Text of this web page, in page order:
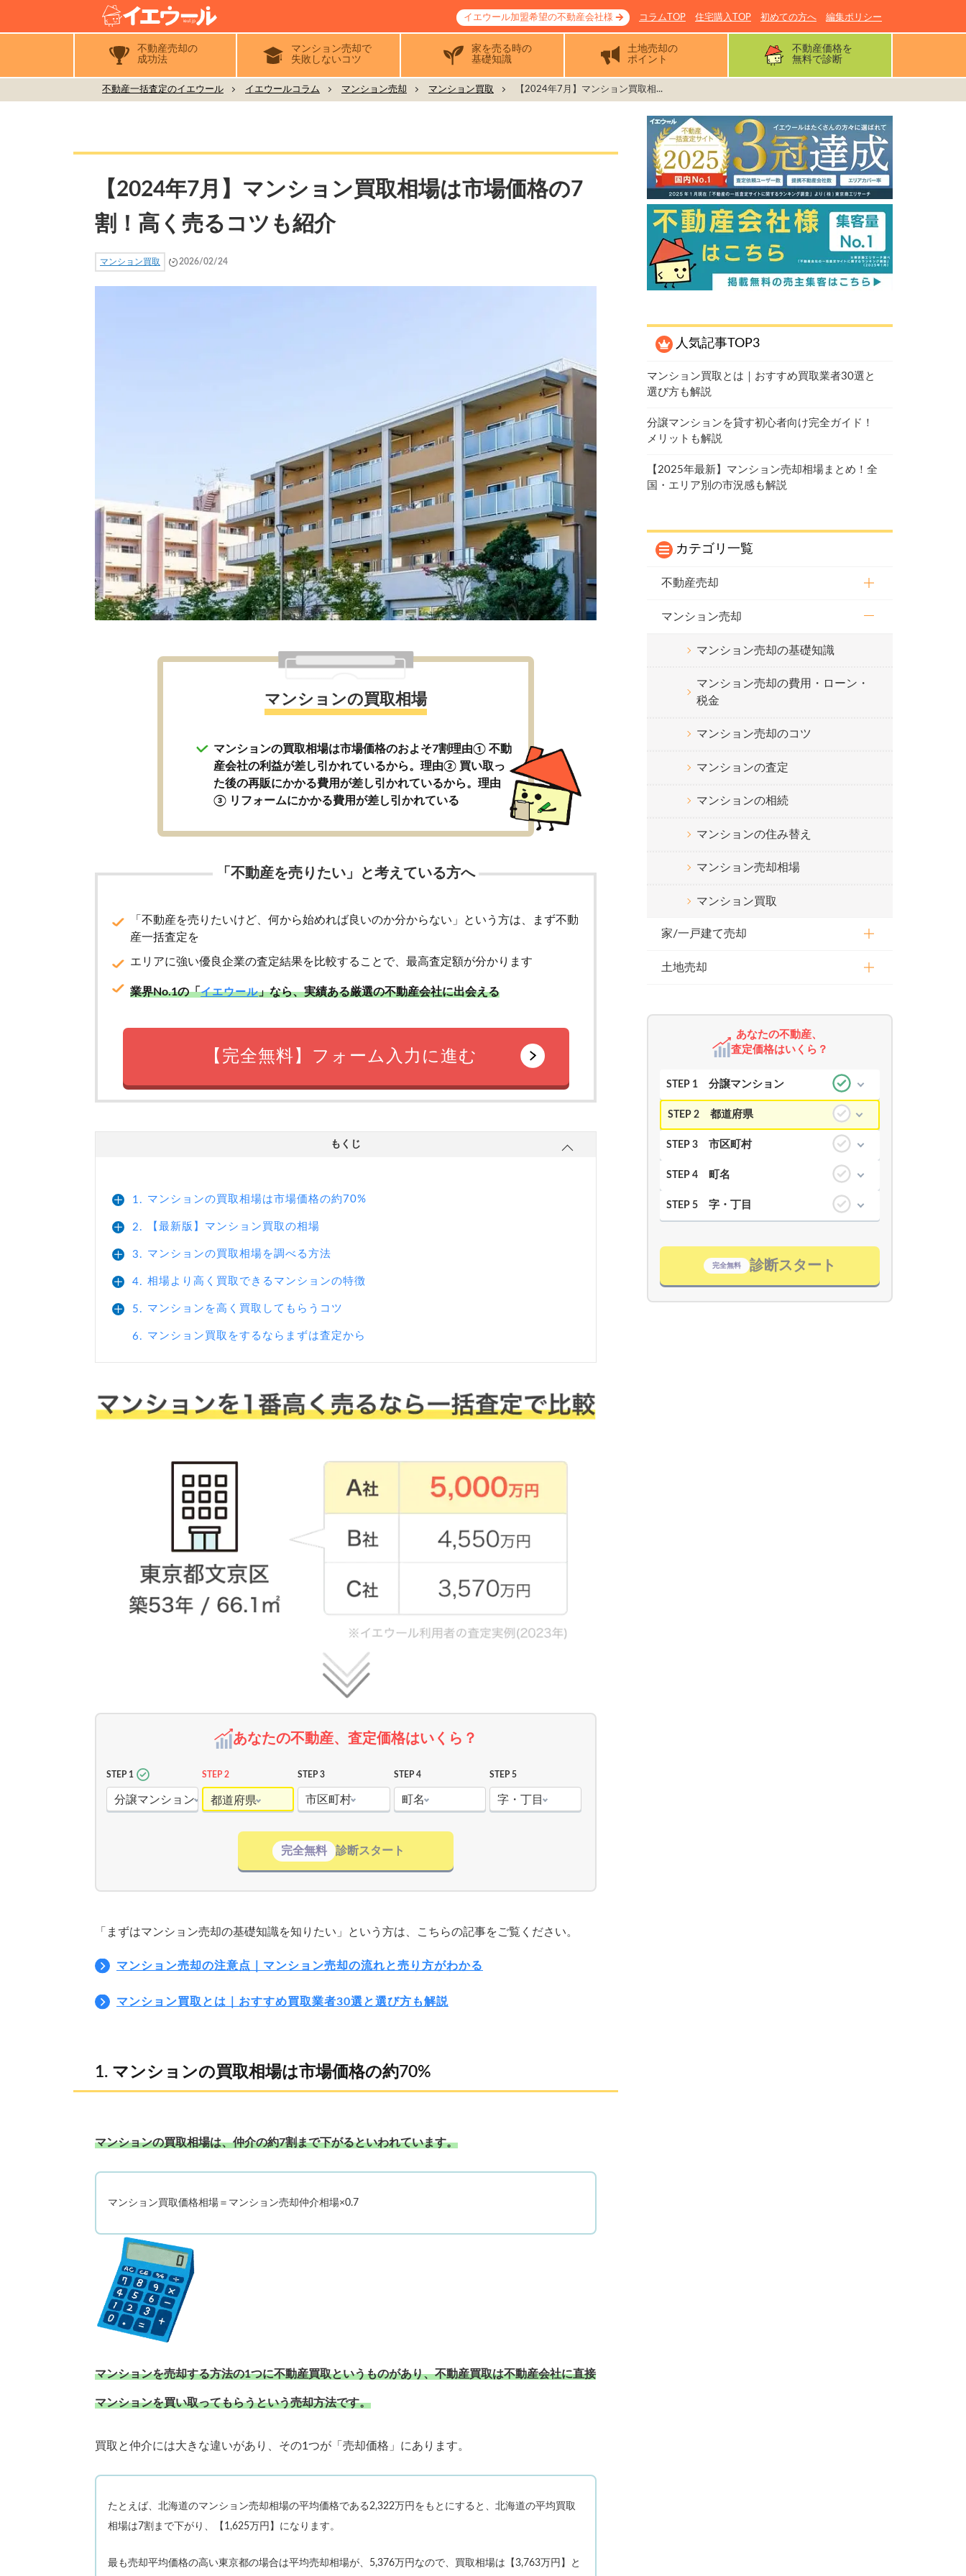
イエウール加盟希望の不動産会社様 コラムTOP 住宅購入TOP 初めての方へ 編集ポリシー
不動産売却の
成功法
マンション売却で
失敗しないコツ
家を売る時の
基礎知識
土地売却の
ポイント
不動産価格を
無料で診断
不動産一括査定のイエウール イエウールコラム マンション売却 マンション買取 【2024年7月】マンション買取相...
【2024年7月】マンション買取相場は市場価格の7
割！高く売るコツも紹介
マンション買取 2026/02/24
マンションの買取相場
マンションの買取相場は市場価格のおよそ7割理由① 不動
産会社の利益が差し引かれているから。理由② 買い取っ
た後の再販にかかる費用が差し引かれているから。理由
③ リフォームにかかる費用が差し引かれている
「不動産を売りたい」と考えている方へ
「不動産を売りたいけど、何から始めれば良いのか分からない」という方は、まず不動
産一括査定を
エリアに強い優良企業の査定結果を比較することで、最高査定額が分かります
業界No.1の「イエウール」なら、実績ある厳選の不動産会社に出会える
【完全無料】フォーム入力に進む
もくじ
1. マンションの買取相場は市場価格の約70%
2. 【最新版】マンション買取の相場
3. マンションの買取相場を調べる方法
4. 相場より高く買取できるマンションの特徴
5. マンションを高く買取してもらうコツ
6. マンション買取をするならまずは査定から
あなたの不動産、査定価格はいくら？
STEP 1
分譲マンション
STEP 2
都道府県
STEP 3
市区町村
STEP 4
町名
STEP 5
字・丁目
完全無料 診断スタート
「まずはマンション売却の基礎知識を知りたい」という方は、こちらの記事をご覧ください。
マンション売却の注意点｜マンション売却の流れと売り方がわかる
マンション買取とは｜おすすめ買取業者30選と選び方も解説
マンションの買取相場は市場価格の約70%
マンションの買取相場は、仲介の約7割まで下がるといわれています。
マンション買取価格相場＝マンション売却仲介相場×0.7
マンションを売却する方法の1つに不動産買取というものがあり、不動産買取は不動産会社に直接
マンションを買い取ってもらうという売却方法です。
買取と仲介には大きな違いがあり、その1つが「売却価格」にあります。
たとえば、北海道のマンション売却相場の平均価格である2,322万円をもとにすると、北海道の平均買取
相場は7割まで下がり、【1,625万円】になります。
最も売却平均価格の高い東京都の場合は平均売却相場が、5,376万円なので、買取相場は【3,763万円】と
人気記事TOP3
マンション買取とは｜おすすめ買取業者30選と
選び方も解説
分譲マンションを貸す初心者向け完全ガイド！
メリットも解説
【2025年最新】マンション売却相場まとめ！全
国・エリア別の市況感も解説
カテゴリ一覧
不動産売却
マンション売却
マンション売却の基礎知識
マンション売却の費用・ローン・
税金
マンション売却のコツ
マンションの査定
マンションの相続
マンションの住み替え
マンション売却相場
マンション買取
家/一戸建て売却
土地売却
あなたの不動産、
査定価格はいくら？
STEP 1 分譲マンション
STEP 2 都道府県
STEP 3 市区町村
STEP 4 町名
STEP 5 字・丁目
完全無料 診断スタート